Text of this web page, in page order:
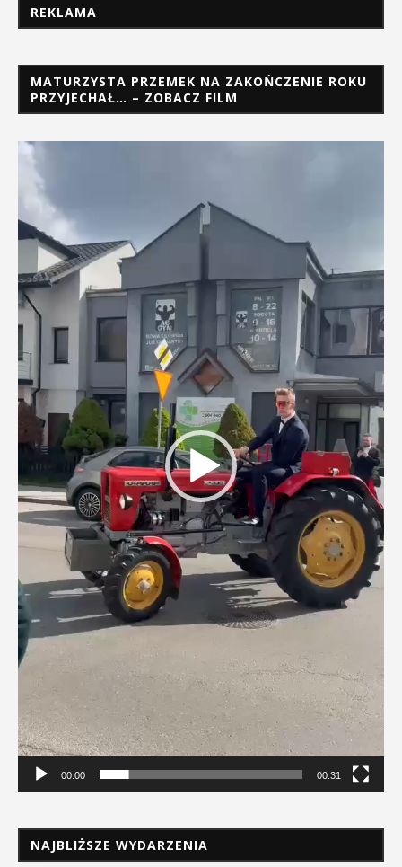
REKLAMA
MATURZYSTA PRZEMEK NA ZAKOŃCZENIE ROKU
PRZYJECHAŁ… – ZOBACZ FILM
Odtwarzacz
00:00 00:31
NAJBLIŻSZE WYDARZENIA